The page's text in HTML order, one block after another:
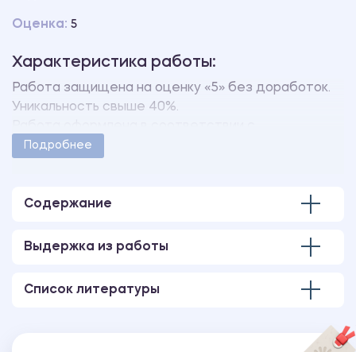
Оценка: 5
Характеристика работы:
Работа защищена на оценку «5» без доработок.
Уникальность свыше 40%.
методическими указаниями учебного заведения.
приложение:
Подробнее
Содержание
Выдержка из работы
Список литературы